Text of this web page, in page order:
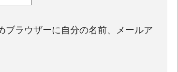
ブラウザーに自分の名前、メールア